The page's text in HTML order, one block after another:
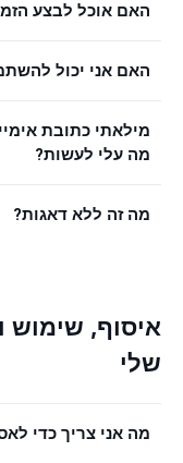
האם אוכל לבצע
האם אני יכול
מילאתי כתובת
מה עלי לעשות?
מה זה ללא דאגות?
איסוף, שימוש
שלי
מה אני צריך כדי